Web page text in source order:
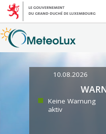
10.08.2026
Keine Warnung
aktiv